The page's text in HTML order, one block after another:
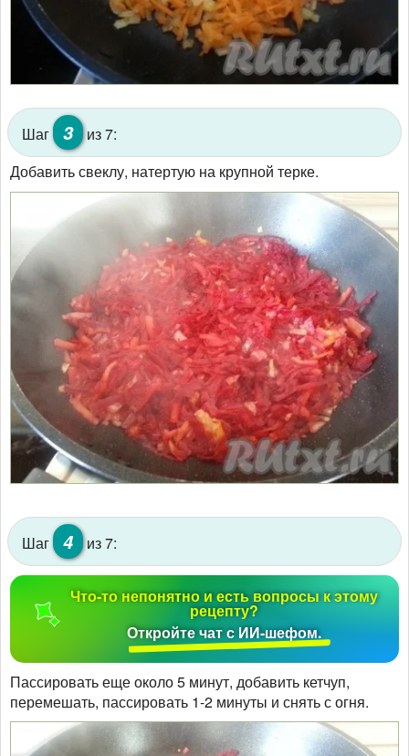
Шаг 3
из 7:
Добавить свеклу, натертую на крупной терке.
Шаг 4 из 7:
Что-то непонятно и есть вопросы к этому
рецепту?
Откройте чат с ИИ-шефом.
Пассировать еще около 5 минут, добавить кетчуп,
перемешать, пассировать 1-2 минуты и снять с огня.